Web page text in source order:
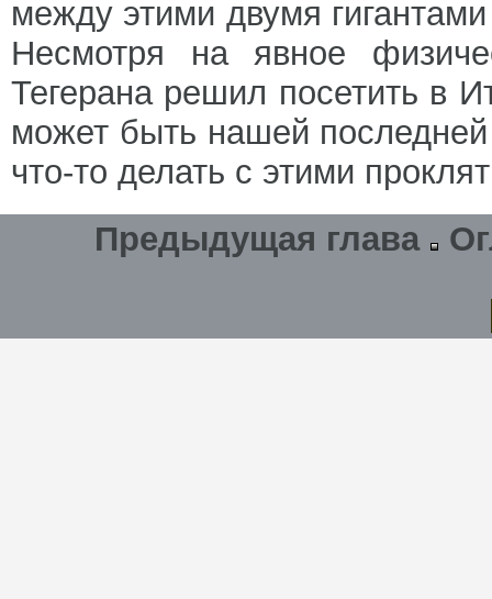
между этими двумя
Несмотря на явное
Тегерана решил посетить в
может быть нашей
что-то делать с этими
Предыдущая глава